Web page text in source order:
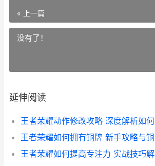
« 上一篇
没有了！
延伸阅读